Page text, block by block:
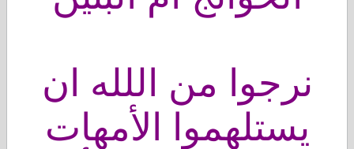
نرجوا من اللله ان
يستلهموا الأمهات